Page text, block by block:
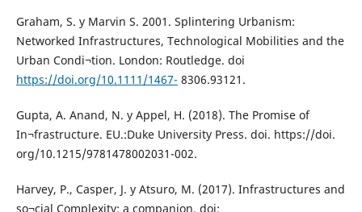
Graham, S. y Marvin S. 2001. Splintering Urbanism:
Networked Infrastructures, Technological Mobilities and the
Urban Condi¬tion. London: Routledge. doi
https://doi.org/10.1111/1467- 8306.93121.
Gupta, A. Anand, N. y Appel, H. (2018). The Promise of
In¬frastructure. EU.:Duke University Press. doi. https://doi.
org/10.1215/9781478002031-002.
Harvey, P., Casper, J. y Atsuro, M. (2017). Infrastructures and
so¬cial Complexity: a companion. doi: